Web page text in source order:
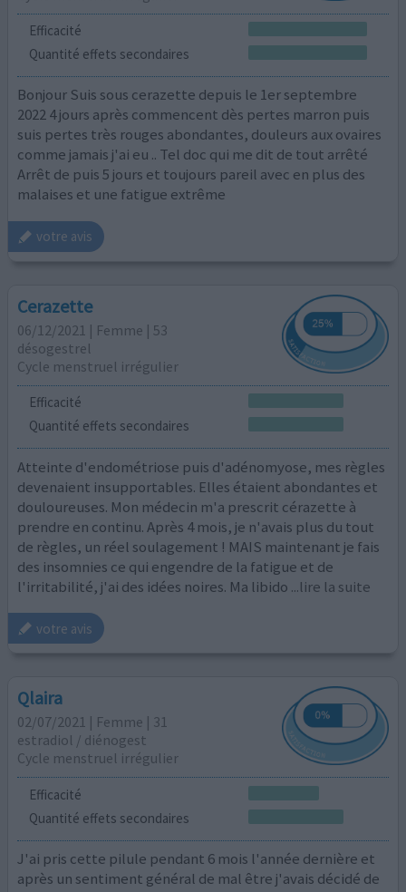
Efficacité
Quantité effets secondaires
Bonjour Suis sous cerazette depuis le 1er septembre
2022 4 jours après commencent dès pertes marron puis
suis pertes très rouges abondantes, douleurs aux ovaires
comme jamais j'ai eu .. Tel doc qui me dit de tout arrêté
Arrêt de puis 5 jours et toujours pareil avec en plus des
malaises et une fatigue extrême
votre avis
Cerazette
06/12/2021 | Femme | 53
désogestrel
Cycle menstruel irrégulier
Efficacité
Quantité effets secondaires
Atteinte d'endométriose puis d'adénomyose, mes règles
devenaient insupportables. Elles étaient abondantes et
douloureuses. Mon médecin m'a prescrit cérazette à
prendre en continu. Après 4 mois, je n'avais plus du tout
de règles, un réel soulagement ! MAIS maintenant je fais
des insomnies ce qui engendre de la fatigue et de
l'irritabilité, j'ai des idées noires. Ma libido ...lire la suite
votre avis
Qlaira
02/07/2021 | Femme | 31
estradiol / diénogest
Cycle menstruel irrégulier
Efficacité
Quantité effets secondaires
J'ai pris cette pilule pendant 6 mois l'année dernière et
après un sentiment général de mal être j'avais décidé de